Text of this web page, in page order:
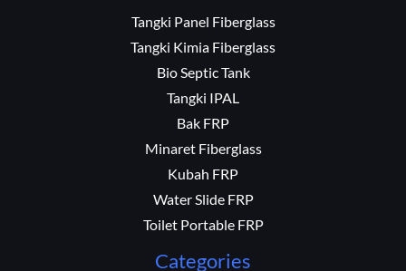
Tangki Panel Fiberglass
Tangki Kimia Fiberglass
Bio Septic Tank
Tangki IPAL
Bak FRP
Minaret Fiberglass
Kubah FRP
Water Slide FRP
Toilet Portable FRP
Categories